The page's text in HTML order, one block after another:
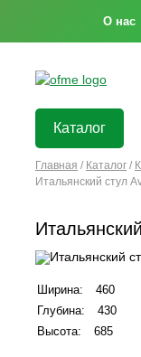
О нас
Каталог
Главная / Каталог /
Итальянский стул
Ширина:
460
Глубина:
430
Высота:
685